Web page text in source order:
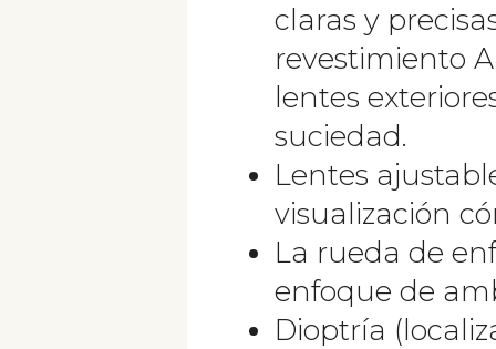
claras y
revestimiento
lentes
suciedad.
Lentes
visualización
La rueda de
enfoque de
Dioptría